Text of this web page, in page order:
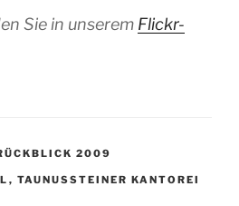
Sie in unserem Flickr-
2009
, TAUNUSSTEINER KANTOREI